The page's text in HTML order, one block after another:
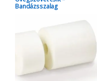
Bandázsszalag